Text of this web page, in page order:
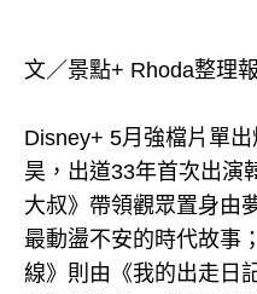
文／景點+ Rhoda整理
Disney+ 5月強檔片單
昊，出道33年首次出演
大叔》帶領觀眾置身由
最動盪不安的時代故事
線》則由《我的出走日